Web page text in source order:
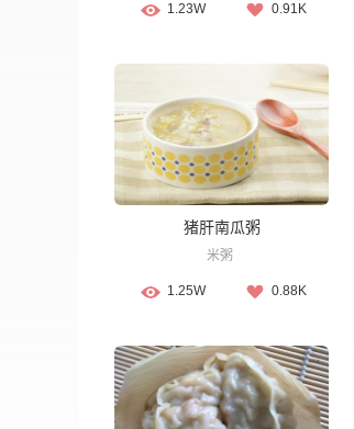
1.23W 0.91K
猪肝南瓜粥
米粥
1.25W 0.88K